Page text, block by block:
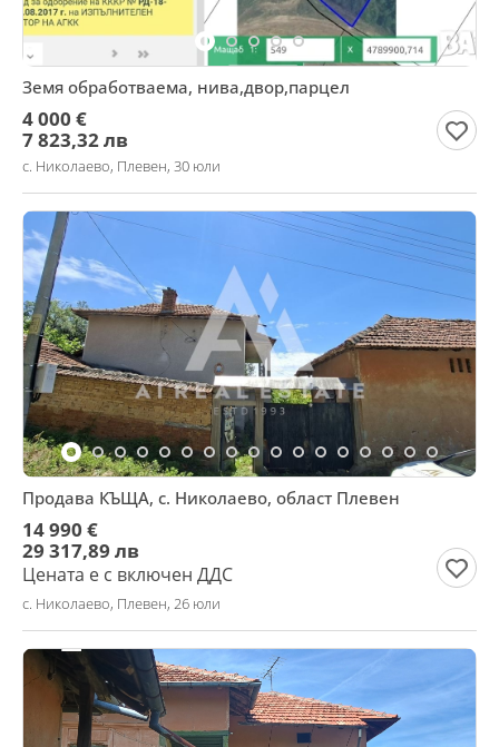
Земя обработваема, нива,двор,парцел
4 000 €
7 823,32 лв
с. Николаево, Плевен, 30 юли
Продава КЪЩА, с. Николаево, област Плевен
14 990 €
29 317,89 лв
Цената е с включен ДДС
с. Николаево, Плевен, 26 юли